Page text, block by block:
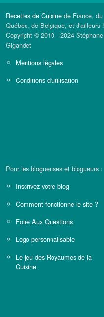
Recettes de Cuisine de France, du
Québec, de Belgique, et d'ailleurs !
Copyright © 2010 - 2024 Stéphane
Gigandet
Mentions légales
Conditions d'utilisation
Pour les blogueuses et blogueurs :
Inscrivez votre blog
Comment fonctionne le site ?
Foire Aux Questions
Logo personnalisable
Le jeu des Royaumes de la
Cuisine